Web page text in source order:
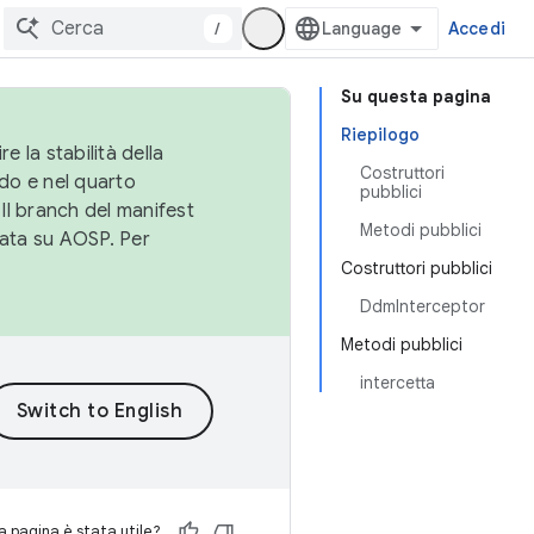
/ Accedi
Su questa pagina
Riepilogo
Costruttori
pubblici
Metodi pubblici
Costruttori pubblici
DdmInterceptor
Metodi pubblici
intercetta
la stabilità della
e nel quarto
branch del manifest
su AOSP. Per